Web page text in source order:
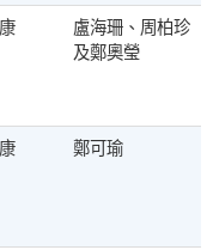
盧海珊、周柏珍
及鄭奧瑩
鄭可瑜